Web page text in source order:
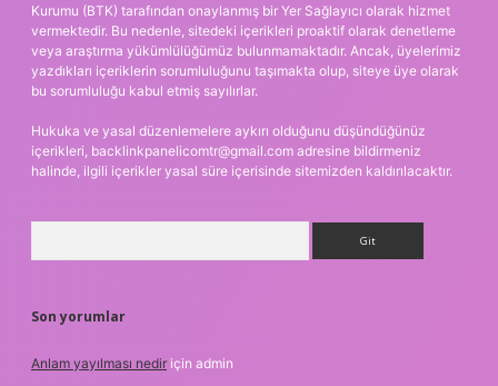
Kurumu (BTK) tarafından onaylanmış bir Yer Sağlayıcı olarak hizmet
vermektedir. Bu nedenle, sitedeki içerikleri proaktif olarak denetleme
veya araştırma yükümlülüğümüz bulunmamaktadır. Ancak, üyelerimiz
yazdıkları içeriklerin sorumluluğunu taşımakta olup, siteye üye olarak
bu sorumluluğu kabul etmiş sayılırlar.
Hukuka ve yasal düzenlemelere aykırı olduğunu düşündüğünüz
içerikleri, backlinkpanelicomtr@gmail.com adresine bildirmeniz
halinde, ilgili içerikler yasal süre içerisinde sitemizden kaldırılacaktır.
Son yorumlar
Anlam yayılması nedir için admin